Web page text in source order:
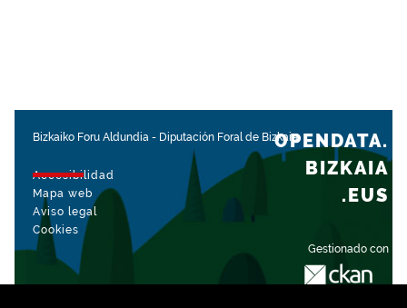
Bizkaiko Foru Aldundia - Diputación Foral de Bizkaia
Accesibilidad
Mapa web
Aviso legal
Cookies
Gestionado con
OPENDATA.
BIZKAIA
.EUS